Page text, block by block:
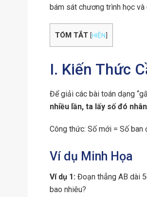
bám sát chương trình học
TÓM TẮT [HIỆN]
I. Kiến Thức
Để giải các bài toán dạng
nhiều lần, ta lấy số đó
Công thức: Số mới = Số ban
Ví dụ Minh Họa
Ví dụ 1: Đoạn thẳng AB dài
bao nhiêu?